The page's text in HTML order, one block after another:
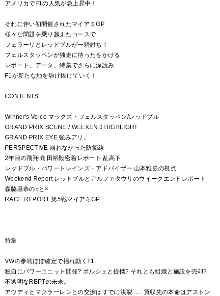
アメリカでF1の人気が急上昇中！
それに伴い初開催されたマイアミGP
様々な問題を乗り越えたコースで
フェラーリとレッドブルが一騎討ち！
フェルスタッペンが独走に待ったをかける
レポート、データ、特集でさらに深読み
F1が新たな地を駆け抜けていく！
CONTENTS
Winner's Voice マックス・フェルスタッペン/レッドブル
GRAND PRIX SCENE / WEEKEND HIGHLIGHT
GRAND PRIX EYE 強みアリ。
PERSPECTIVE 崩れなかった防衛線
2年目の飛翔 角田裕毅密着レポート 乱高下
レッドブル・パワートレインズ・アドバイザー 山本雅史の視点
Weekend Report レッドブルとアルファタウリのウイークエンドレポート
森脇基恭の○と×
RACE REPORT 第5戦マイアミGP
特集
VWの参戦ほぼ確定で揺れ動くF1
独自にパワーユニット開発? ポルシェと提携? それとも組織と施設を売却?
不透明なRBPTの未来。
アウディとマクラーレンとの交渉はすでに決裂...... 買収先の本命はアストン